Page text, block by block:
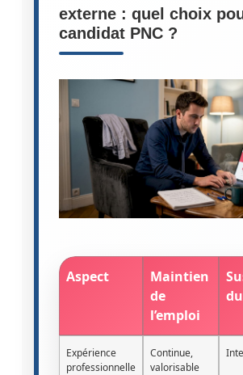
externe : quel choix
candidat PNC ?
Aspect
Maintien
de
l’emploi
Expérience
professionnelle
Continue,
valorisable